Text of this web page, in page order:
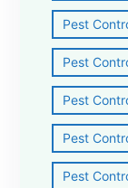
Pest
Pest
Pest
Pest
Pest